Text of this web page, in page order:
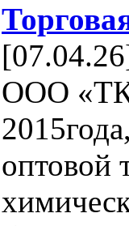
ООО «ТК
оптовой